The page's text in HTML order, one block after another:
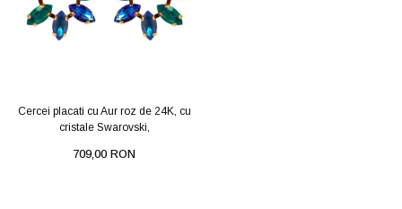
Cercei placati cu Aur roz de 24K, cu
cristale Swarovski,
709,00 RON